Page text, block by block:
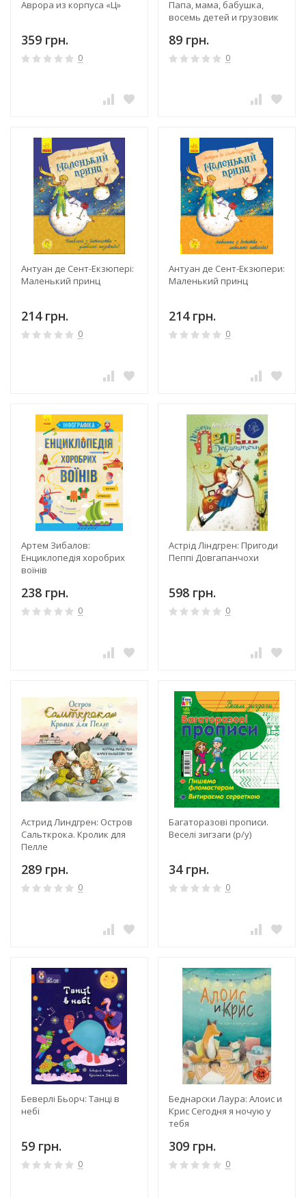
Аврора из корпуса «Ц»
359 грн.
0
Папа, мама, бабушка,
восемь детей и грузовик
89 грн.
0
Антуан де Сент-Екзюпері:
Маленький принц
214 грн.
0
Антуан де Сент-Екзюпери:
Маленький принц
214 грн.
0
Артем Зибалов:
Енциклопедія хоробрих
воїнів
238 грн.
0
Астрід Ліндгрен: Пригоди
Пеппі Довгапанчохи
598 грн.
0
Астрид Линдгрен: Остров
Сальткрока. Кролик для
Пелле
289 грн.
0
Багаторазові прописи.
Веселі зигзаги (р/у)
34 грн.
0
Беверлі Бьорч: Танці в
небі
59 грн.
0
Беднарски Лаура: Алоис и
Крис Сегодня я ночую у
тебя
309 грн.
0